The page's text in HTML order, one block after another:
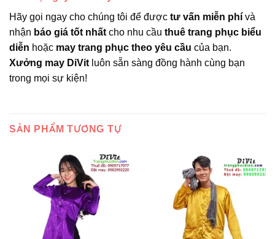
Hãy gọi ngay cho chúng tôi để được tư vấn miễn phí và
nhận báo giá tốt nhất cho nhu cầu thuê trang phục biểu
diễn hoặc may trang phục theo yêu cầu của bạn.
Xưởng may DiVit luôn sẵn sàng đồng hành cùng bạn
trong mọi sự kiện!
SẢN PHẨM TƯƠNG TỰ